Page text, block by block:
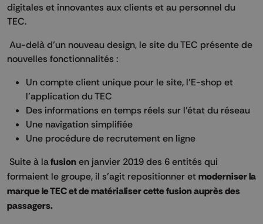
digitales et innovantes aux clients et au personnel du
TEC.
Au-delà d’un nouveau design, le site du TEC présente de
nouvelles fonctionnalités :
Un compte client unique pour le site, l’E-shop et
l’application du TEC
Des informations en temps réels sur l’état du réseau
Une navigation simplifiée
Une procédure de recrutement en ligne
Suite à lafusion en janvier 2019 des 6 entités qui
formaient le groupe, il s’agit repositionner et moderniser la
marque le TEC et de matérialiser cette fusion auprès des
passagers.